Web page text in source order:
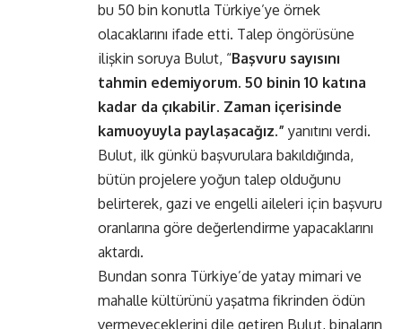
bu 50 bin konutla Türkiye’ye örnek
olacaklarını ifade etti. Talep öngörüsüne
ilişkin soruya Bulut, “Başvuru sayısını
tahmin edemiyorum. 50 binin 10 katına
kadar da çıkabilir. Zaman içerisinde
kamuoyuyla paylaşacağız.” yanıtını verdi.
Bulut, ilk günkü başvurulara bakıldığında,
bütün projelere yoğun talep olduğunu
belirterek, gazi ve engelli aileleri için başvuru
oranlarına göre değerlendirme yapacaklarını
aktardı.
Bundan sonra Türkiye’de yatay mimari ve
mahalle kültürünü yaşatma fikrinden ödün
vermeyeceklerini dile getiren Bulut, binaların